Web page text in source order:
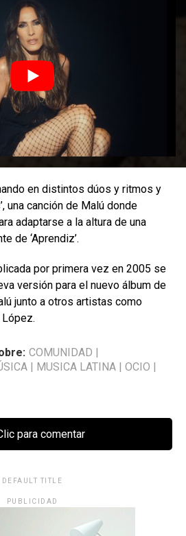
en distintos dúos y ritmos y
una canción de Malú donde
adaptarse a la altura de una
de ‘Aprendiz’.
por primera vez en 2005 se
versión para el nuevo álbum de
junto a otros artistas como
COMUNIDAD |
| MUSICA LATINA | OCIO |
para comentar
DEFAULT TITLE
PUBLICIDAD